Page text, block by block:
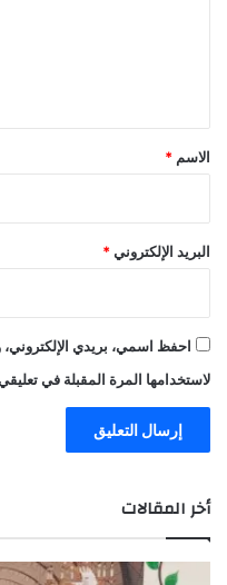
*
الاسم *
البريد الإلكتروني *
احفظ اسمي، بريدي الإلكتروني،
لاستخدامها المرة المقبلة في
أخر المقالات